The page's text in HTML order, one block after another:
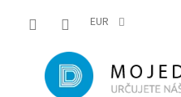
EUR